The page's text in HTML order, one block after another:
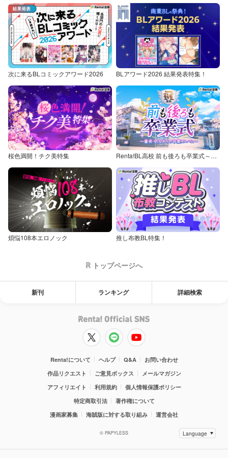
次に来るBLコミックアワード2026 BLアワード2026 結果発表特集！
桜色満開！チク美特集 Renta!BL高校 前も後ろも卒業式～童貞・処女からの卒業アルバム～
煩悩108本エロノック 推し布教BL特集！
トップページへ
新刊 ランキング 詳細検索
Renta!について ヘルプ Q&A
お問い合わせ
作品リクエスト
ご意見ボックス
メールマガジン
アフィリエイト
利用規約
個人情報保護ポリシー
特定商取引法
著作権について
漫画家募集
海賊版に対する取り組み 運営会社
© PAPYLESS